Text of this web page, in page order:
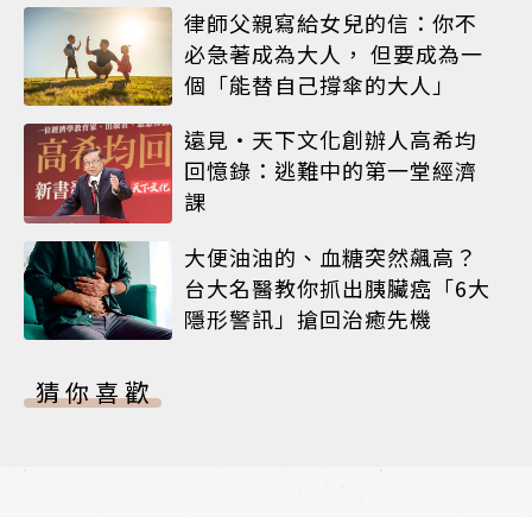
律師父親寫給女兒的信：你不
必急著成為大人， 但要成為一
個「能替自己撐傘的大人」
遠見‧天下文化創辦人高希均
回憶錄：逃難中的第一堂經濟
課
大便油油的、血糖突然飆高？
台大名醫教你抓出胰臟癌「6大
隱形警訊」搶回治癒先機
猜你喜歡